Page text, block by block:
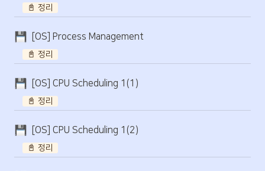
📓 정리
[OS] Process Management
📓 정리
[OS] CPU Scheduling 1(1)
📓 정리
[OS] CPU Scheduling 1(2)
📓 정리